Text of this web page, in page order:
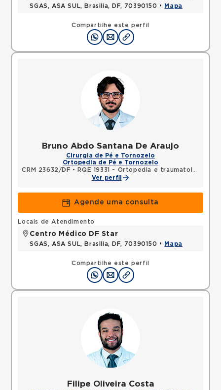
Compartilhe este perfil
SGAS, ASA SUL, Brasilia, DF, 70390150 • Mapa
Bruno Abdo Santana De Araujo
Cirurgia de Pé e Tornozelo
Ortopedia de Pé e Tornozelo
CRM 23632/DF •
RQE 19331 - Ortopedia e traumatologia
Ver perfil
Agende uma consulta
Compartilhe este perfil
Locais de Atendimento
Centro Médico DF Star
SGAS, ASA SUL, Brasilia, DF, 70390150 • Mapa
Filipe Oliveira Costa